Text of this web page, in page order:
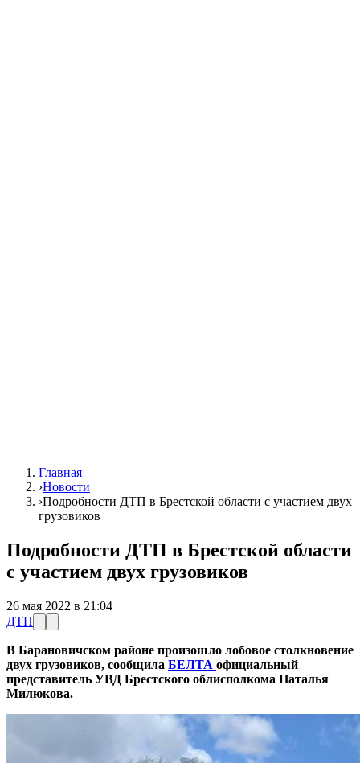
Главная
›Новости
›Подробности ДТП в Брестской области с участием двух
грузовиков
Подробности ДТП в Брестской области
с участием двух грузовиков
26 мая 2022 в 21:04
ДТП
В Барановичском районе произошло лобовое столкновение
двух грузовиков, сообщила БЕЛТА официальный
представитель УВД Брестского облисполкома Наталья
Милюкова.